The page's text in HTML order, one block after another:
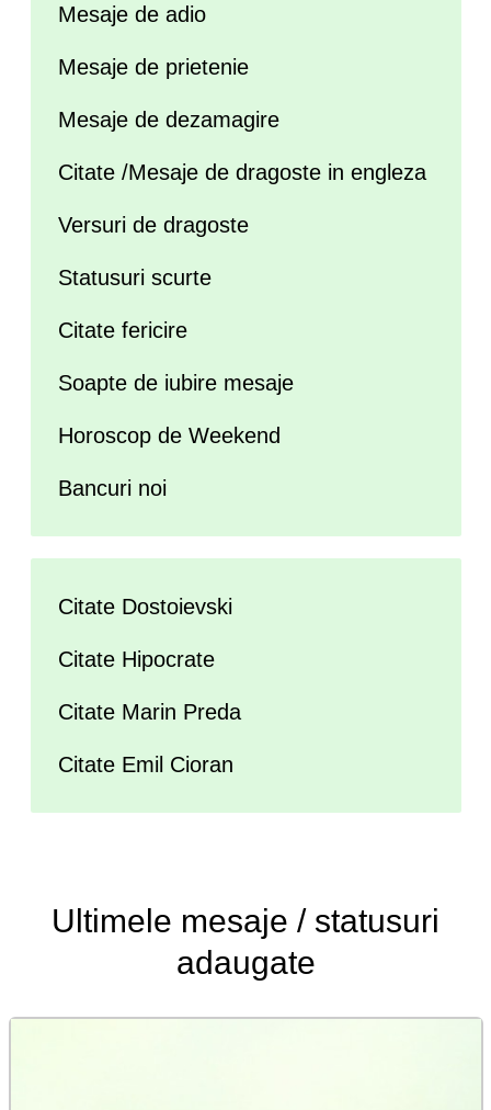
Mesaje de adio
Mesaje de prietenie
Mesaje de dezamagire
Citate /Mesaje de dragoste in engleza
Versuri de dragoste
Statusuri scurte
Citate fericire
Soapte de iubire mesaje
Horoscop de Weekend
Bancuri noi
Citate Dostoievski
Citate Hipocrate
Citate Marin Preda
Citate Emil Cioran
Ultimele mesaje / statusuri
adaugate